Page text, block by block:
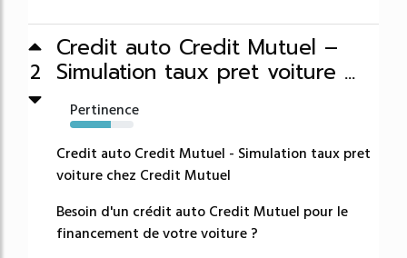
2
Credit auto Credit Mutuel –
Simulation taux pret voiture ...
Pertinence
64%
Credit auto Credit Mutuel - Simulation taux pret
voiture chez Credit Mutuel
Besoin d'un crédit auto Credit Mutuel pour le
financement de votre voiture ?